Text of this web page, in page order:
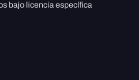
bajo licencia específica